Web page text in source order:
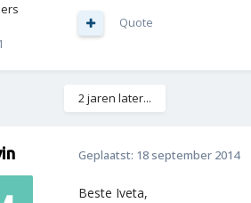
Quote
2 jaren later...
Geplaatst: 18 september 2014
Beste Iveta,